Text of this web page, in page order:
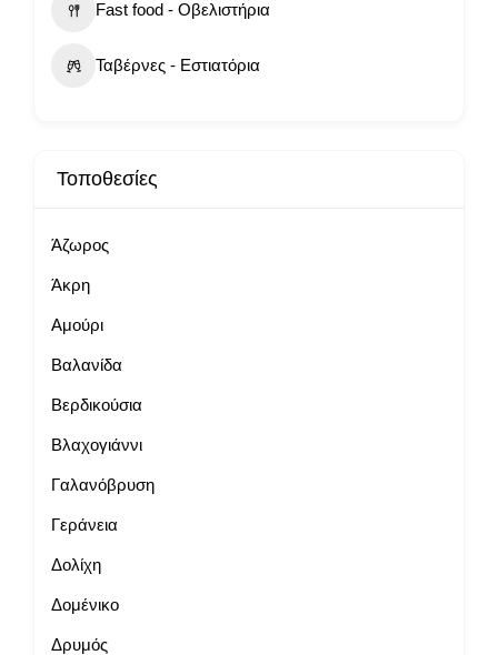
Fast food - Οβελιστήρια
Ταβέρνες - Εστιατόρια
Τοποθεσίες
Άζωρος
Άκρη
Αμούρι
Βαλανίδα
Βερδικούσια
Βλαχογιάννι
Γαλανόβρυση
Γεράνεια
Δολίχη
Δομένικο
Δρυμός